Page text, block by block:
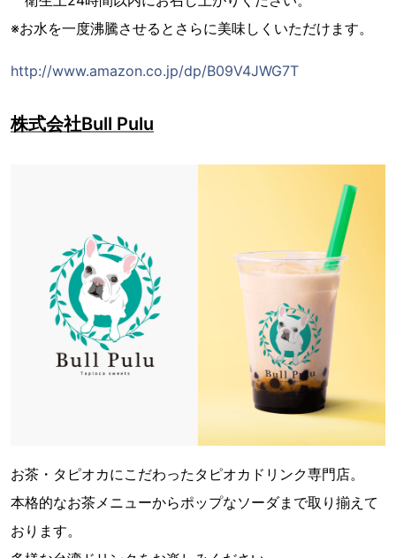
※お水を一度沸騰させるとさらに美味しくいただけます。
http://www.amazon.co.jp/dp/B09V4JWG7T
株式会社Bull Pulu
お茶・タピオカにこだわったタピオカドリンク専門店。
本格的なお茶メニューからポップなソーダまで取り揃えて
おります。